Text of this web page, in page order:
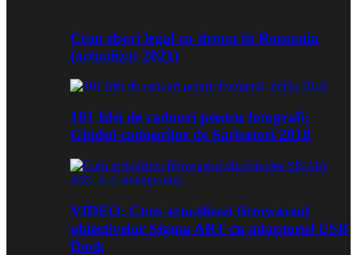
Cum zbori legal cu drona in Romania
(actualizat 2021)
101 Idei de cadouri pentru fotografi:
Ghidul cadourilor de Sarbatori 2018
VIDEO: Cum actualizezi firmwareul
obiectivelor Sigma ART cu adaptorul USB
Dock